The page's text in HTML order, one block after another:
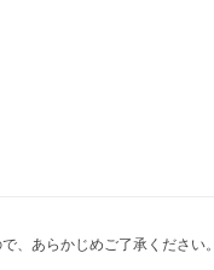
、あらかじめご了承ください。